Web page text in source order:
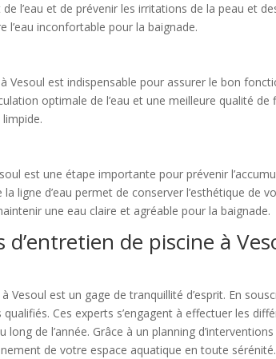
l’eau et de prévenir les irritations de la peau et
l’eau inconfortable pour la baignade.
Vesoul est indispensable pour assurer le bon
optimale de l’eau et une meilleure qualité
est une étape importante pour prévenir
ligne d’eau permet de conserver l’esthétique de
une eau claire et agréable pour la baignade.
de piscine à
Vesoul est un gage de tranquillité d’esprit. En
Ces experts s’engagent à effectuer les
de l’année. Grâce à un planning
de votre espace aquatique en toute sérénité.